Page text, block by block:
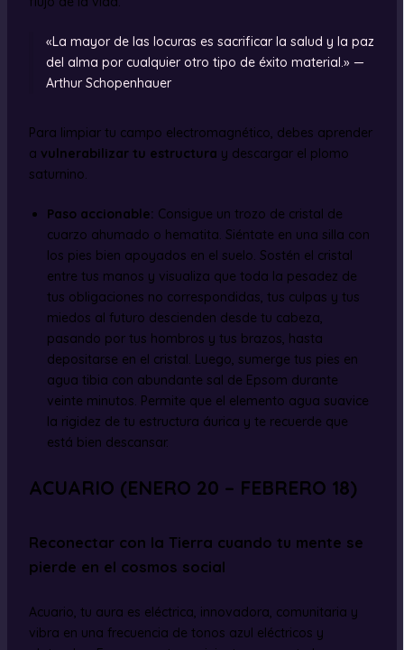
«La mayor de las locuras es sacrificar la salud y la paz
del alma por cualquier otro tipo de éxito material.» —
Arthur Schopenhauer
Para limpiar tu campo electromagnético, debes aprender
a vulnerabilizar tu estructura y descargar el plomo
saturnino.
Paso accionable: Consigue un trozo de cristal de
cuarzo ahumado o hematita. Siéntate en una silla con
los pies bien apoyados en el suelo. Sostén el cristal
entre tus manos y visualiza que toda la pesadez de
tus obligaciones no correspondidas, tus culpas y tus
miedos al futuro descienden desde tu cabeza,
pasando por tus hombros y tus brazos, hasta
depositarse en el cristal. Luego, sumerge tus pies en
agua tibia con abundante sal de Epsom durante
veinte minutos. Permite que el elemento agua suavice
la rigidez de tu estructura áurica y te recuerde que
está bien descansar.
ACUARIO (ENERO 20 – FEBRERO 18)
Reconectar con la Tierra cuando tu mente se
pierde en el cosmos social
Acuario, tu aura es eléctrica, innovadora, comunitaria y
vibra en una frecuencia de tonos azul eléctricos y